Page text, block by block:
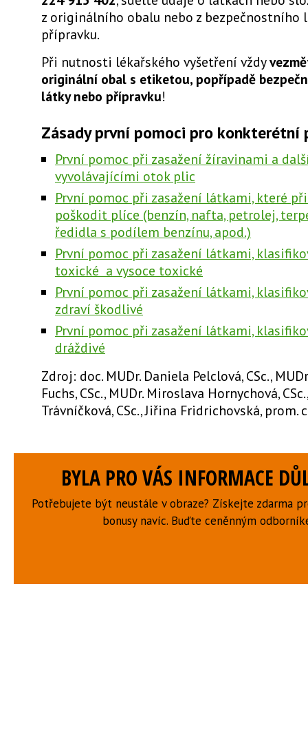
z originálního obalu nebo z bezpečnostního
přípravku.
Při nutnosti lékařského vyšetření vždy
originální obal s etiketou, popřípadě
látky nebo přípravku!
Zásady první pomoci pro konkterétní
První pomoc při zasažení žíravinami a
vyvolávajícími otok plic
První pomoc při zasažení látkami, které
poškodit plíce (benzín, nafta, petrolej,
ředidla s podílem benzínu, apod.)
První pomoc při zasažení látkami,
toxické a vysoce toxické
První pomoc při zasažení látkami,
zdraví škodlivé
První pomoc při zasažení látkami,
dráždivé
Zdroj: doc. MUDr. Daniela Pelclová, CSc.,
Fuchs, CSc., MUDr. Miroslava Hornychová,
Trávníčková, CSc., Jiřina Fridrichovská, prom.
BYLA PRO VÁS INFORMACE
Potřebujete být neustále v obraze? Získejte zdarma
bonusy navíc. Buďte ceněnným